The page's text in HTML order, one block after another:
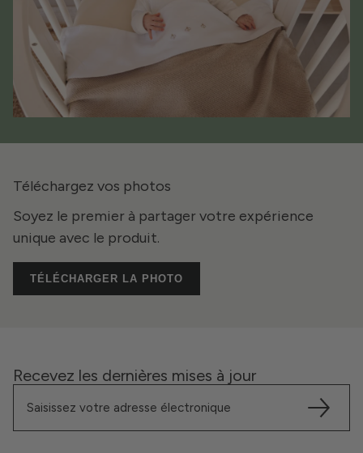
Téléchargez vos photos
Soyez le premier à partager votre expérience
unique avec le produit.
TÉLÉCHARGER LA PHOTO
Recevez les dernières mises à jour